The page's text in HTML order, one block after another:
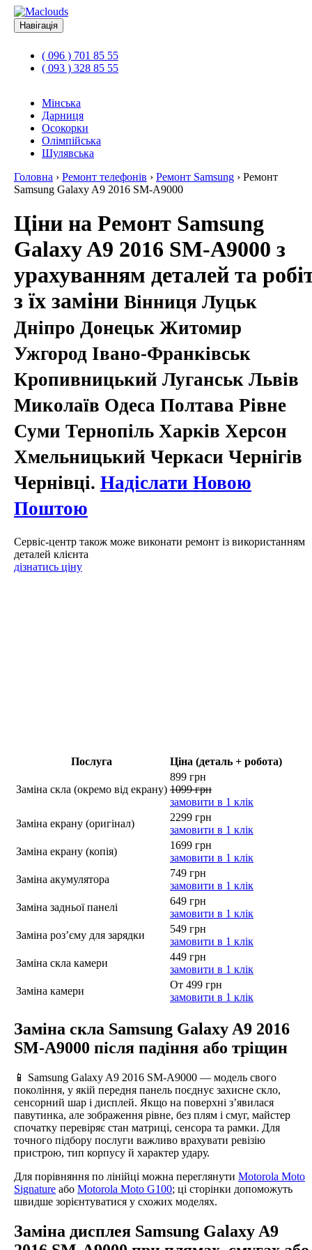
Навігація
( 096 ) 701 85 55
( 093 ) 328 85 55
Мінська
Дарниця
Осокорки
Олімпійська
Шулявська
Головна › Ремонт телефонів › Ремонт Samsung › Ремонт
Samsung Galaxy A9 2016 SM-A9000
Ціни на Ремонт Samsung
Galaxy A9 2016 SM-A9000 з
урахуванням деталей та
з їх заміни Вінниця Луцьк
Дніпро Донецьк Житомир
Ужгород Івано-Франківськ
Кропивницький Луганськ Львів
Миколаїв Одеса Полтава Рівне
Суми Тернопіль Харків Херсон
Хмельницький Черкаси Чернігів
Чернівці. Надіслати Новою
Поштою
Сервіс-центр також може виконати ремонт із використанням
деталей клієнта
дізнатись ціну
Послуга Ціна (деталь + робота)
Заміна скла (окремо від екрану)
899 грн
1099 грн
замовити в 1 клік
Заміна екрану (оригінал)
2299 грн
замовити в 1 клік
Заміна екрану (копія)
1699 грн
замовити в 1 клік
Заміна акумулятора
749 грн
замовити в 1 клік
Заміна задньої панелі
649 грн
замовити в 1 клік
Заміна роз’єму для зарядки
549 грн
замовити в 1 клік
Заміна скла камери
449 грн
замовити в 1 клік
Заміна камери
От 499 грн
замовити в 1 клік
Заміна скла Samsung Galaxy A9 2016
SM-A9000 після падіння або тріщин
📱 Samsung Galaxy A9 2016 SM-A9000 — модель свого
покоління, у якій передня панель поєднує захисне скло,
сенсорний шар і дисплей. Якщо на поверхні з’явилася
павутинка, але зображення рівне, без плям і смуг, майстер
спочатку перевіряє стан матриці, сенсора та рамки. Для
точного підбору послуги важливо врахувати ревізію
пристрою, тип корпусу й характер удару.
Для порівняння по лінійці можна переглянути Motorola Moto
Signature або Motorola Moto G100; ці сторінки допоможуть
швидше зорієнтуватися у схожих моделях.
Заміна дисплея Samsung Galaxy A9